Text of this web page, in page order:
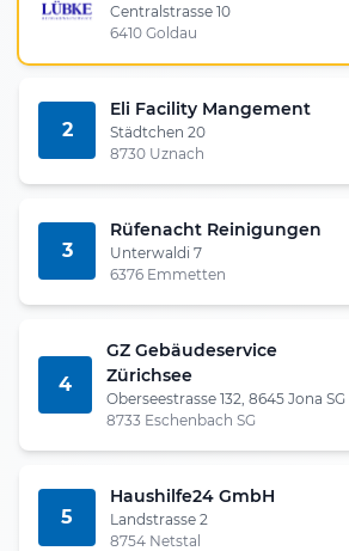
Centralstrasse 10
6410 Goldau
2
Eli Facility Mangement
Städtchen 20
8730 Uznach
3
Rüfenacht Reinigungen
Unterwaldi 7
6376 Emmetten
4
GZ Gebäudeservice
Zürichsee
Oberseestrasse 132, 8645 Jona SG
8733 Eschenbach SG
5
Haushilfe24 GmbH
Landstrasse 2
8754 Netstal